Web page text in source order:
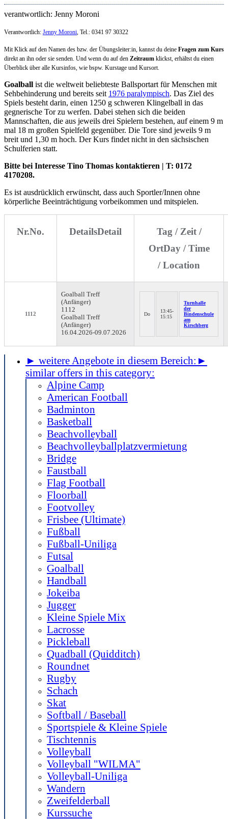
verantwortlich: Jenny Moroni
Verantwortlich: Jenny Moroni, Tel.: 0341 97 30322
Mit Klick auf den Namen des bzw. der Übungsleiter:in, kannst du deine Fragen zum Kurs
direkt an ihn oder sie senden. Und wenn du auf den Zeitraum klickst, erhältst du einen
Überblick über alle Kursinfos, wie bspw. Kurstage und Kursort.
Goalball ist die weltweit beliebteste Ballsportart für Menschen mit
Sehbehinderung und bereits seit 1976 paralympisch. Das Ziel des
Spiels besteht darin, einen 1250 g schweren Klingelball in das
gegnerische Tor zu werfen. Dabei stehen sich die beiden
Mannschaften, die aus jeweils drei Spielern bestehen, auf einem 9 m
mal 18 m großen Spielfeld gegenüber. Die Tore sind jeweils 9 m
breit und 1,30 m hoch. Der Kurs findet nicht in den sächsischen
Schulferien statt.
Bitte bei Interesse Tino Thomas kontaktieren | T: 0172
4170208.
Es ist ausdrücklich erwünscht, dass auch Sportler/Innen ohne
körperliche Beeinträchtigung vorbeikommen und mitspielen.
Nr.No. DetailsDetail
Tag / Zeit /
OrtDay / Time
/ Location
1112
Goalball Treff
(Anfänger)
1112
Goalball Treff
(Anfänger)
16.04.2026-09.07.2026
Do
13:45-
15:15
Turnhalle
der
Bindenschule
am
Kirschberg
► weitere Angebote in diesem Bereich: ►
similar offers in this category:
Alpine Camp
American Football
Badminton
Basketball
Beachvolleyball
Beachvolleyballplatzvermietung
Bridge
Faustball
Flag Football
Floorball
Footvolley
Frisbee (Ultimate)
Fußball
Fußball-Uniliga
Futsal
Goalball
Handball
Jokeiba
Jugger
Kleine Spiele Mix
Lacrosse
Pickleball
Quadball (Quidditch)
Roundnet
Rugby
Schach
Skat
Softball / Baseball
Sportspiele & Kleine Spiele
Tischtennis
Volleyball
Volleyball "WILMA"
Volleyball-Uniliga
Wandern
Zweifelderball
Kurssuche